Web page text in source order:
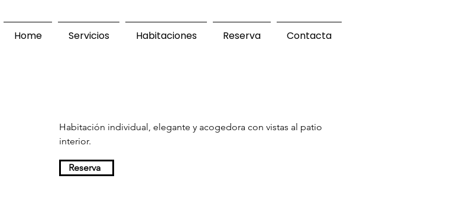
Home Servicios Habitaciones Reserva Contacta
Habitación individual, elegante y acogedora con vistas al patio
interior.
Reserva